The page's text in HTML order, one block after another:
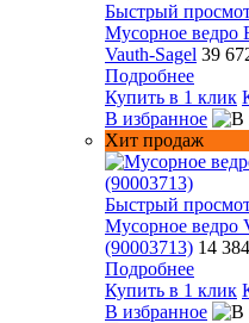
Быстрый
Мусорное ведро
Vauth-Sagel 39
Подробнее
Купить в 1 клик
В избранное
Хит продаж
Быстрый
Мусорное ведро
(90003713) 14
Подробнее
Купить в 1 клик
В избранное